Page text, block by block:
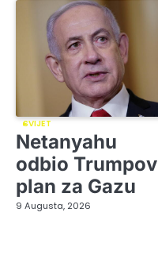
SVIJET
Netanyahu
odbio Trumpov
plan za Gazu
9 Augusta, 2026